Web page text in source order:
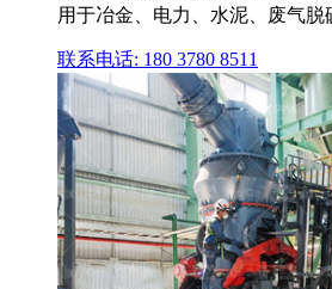
用于冶金、电力、水泥、废气
联系电话: 180 3780 8511